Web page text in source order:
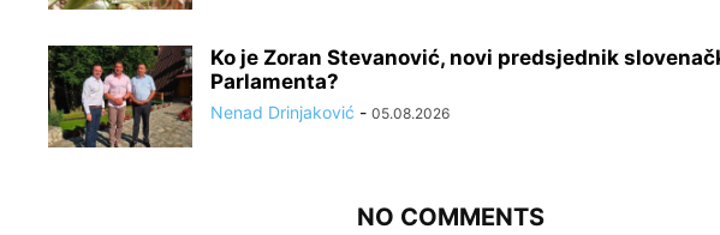
Ko je Zoran Stevanović, novi predsjednik
Parlamenta?
Nenad Drinjaković - 05.08.2026
NO COMMENTS